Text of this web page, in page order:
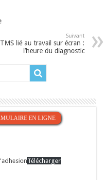
Suivant
TMS lié au travail sur écran :
l’heure du diagnostic
EN LIGNE
Télécharger